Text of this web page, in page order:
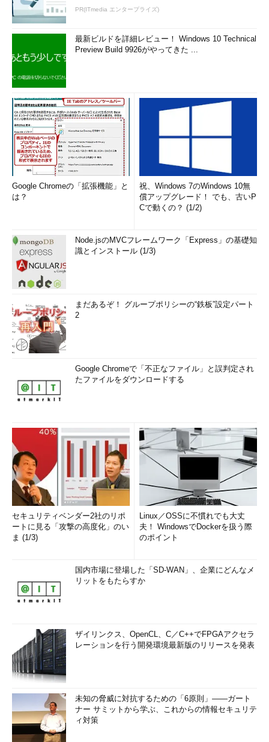
PR(ITmedia エンタープライズ)
最新ビルドを詳細レビュー！ Windows 10 Technical
Preview Build 9926がやってきた ...
Google Chromeの「拡張機能」と
は？
祝、Windows 7のWindows 10無
償アップグレード！ でも、古いP
Cで動くの？ (1/2)
Node.jsのMVCフレームワーク「Express」の基礎知
識とインストール (1/3)
まだあるぞ！ グループポリシーの“鉄板”設定パート
2
Google Chromeで「不正なファイル」と誤判定され
たファイルをダウンロードする
セキュリティベンダー2社のリポ
ートに見る「攻撃の高度化」のい
ま (1/3)
Linux／OSSに不慣れでも大丈
夫！ WindowsでDockerを扱う際
のポイント
国内市場に登場した「SD-WAN」、企業にどんなメ
リットをもたらすか
ザイリンクス、OpenCL、C／C++でFPGAアクセラ
レーションを行う開発環境最新版のリリースを発表
未知の脅威に対抗するための「6原則」――ガート
ナー サミットから学ぶ、これからの情報セキュリテ
ィ対策